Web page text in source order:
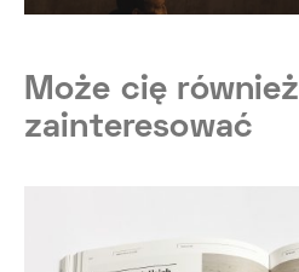
Może cię również
zainteresować